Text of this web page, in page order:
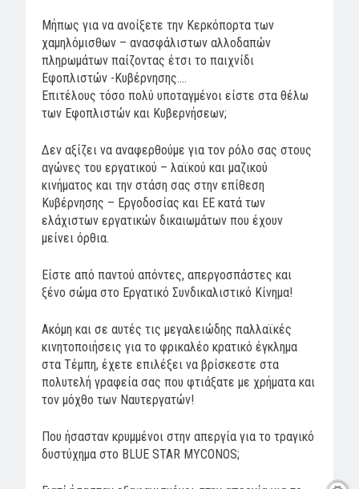
Μήπως για να ανοίξετε την Κερκόπορτα των
χαμηλόμισθων – ανασφάλιστων αλλοδαπών
πληρωμάτων παίζοντας έτσι το παιχνίδι
Εφοπλιστών -Κυβέρνησης….
Επιτέλους τόσο πολύ υποταγμένοι είστε στα θέλω
των Εφοπλιστών και Κυβερνήσεων;
Δεν αξίζει να αναφερθούμε για τον ρόλο σας στους
αγώνες του εργατικού – λαϊκού και μαζικού
κινήματος και την στάση σας στην επίθεση
Κυβέρνησης – Εργοδοσίας και ΕΕ κατά των
ελάχιστων εργατικών δικαιωμάτων που έχουν
μείνει όρθια.
Είστε από παντού απόντες, απεργοσπάστες και
ξένο σώμα στο Εργατικό Συνδικαλιστικό Κίνημα!
Ακόμη και σε αυτές τις μεγαλειώδης παλλαϊκές
κινητοποιήσεις για το φρικαλέο κρατικό έγκλημα
στα Τέμπη, έχετε επιλέξει να βρίσκεστε στα
πολυτελή γραφεία σας που φτιάξατε με χρήματα και
τον μόχθο των Ναυτεργατών!
Που ήσασταν κρυμμένοι στην απεργία για το τραγικό
δυστύχημα στο BLUE STAR MYCONOS;